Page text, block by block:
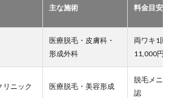
主な施術 料金目安
医療脱毛・皮膚科・
形成外科
両ワキ1回
11,000円
リニック 医療脱毛・美容形成
脱毛メニ
認